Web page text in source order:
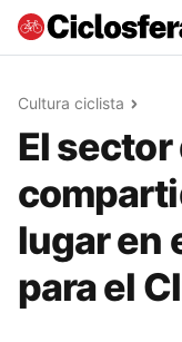
Cultura ciclista
El sector
lugar en
para el